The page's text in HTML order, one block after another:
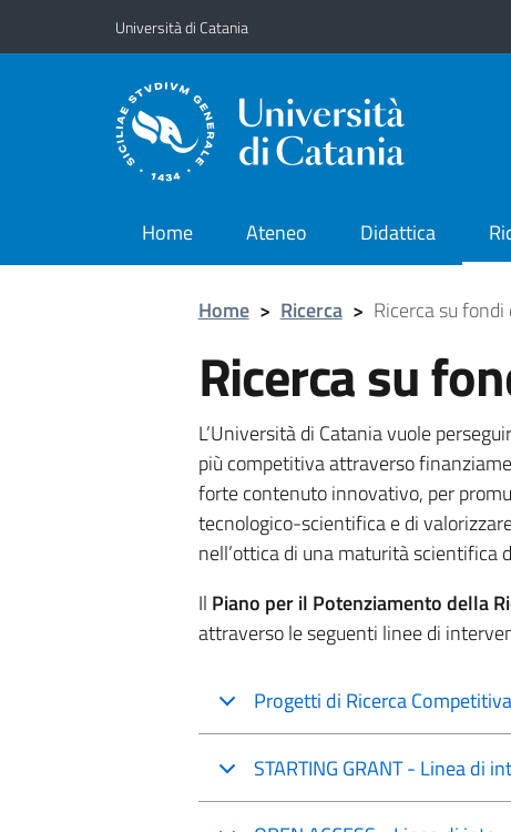
Vai al contenuto principale
Vai al menu di navigazione
Università di Catania
Home Ateneo Didattica
Home > Ricerca > Ricerca su
Ricerca su
L’Università di Catania vuole
più competitiva attraverso
forte contenuto innovativo, per
tecnologico-scientifica e di
nell’ottica di una maturità scientifica
Il Piano per il Potenziamento della
attraverso le seguenti linee di
Progetti di Ricerca
STARTING GRANT - Linea di